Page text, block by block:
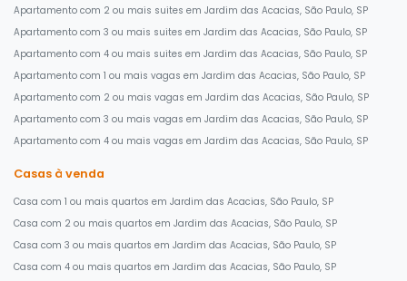
Apartamento com 2 ou mais suites em Jardim das Acacias, São Paulo, SP
Apartamento com 3 ou mais suites em Jardim das Acacias, São Paulo, SP
Apartamento com 4 ou mais suites em Jardim das Acacias, São Paulo, SP
Apartamento com 1 ou mais vagas em Jardim das Acacias, São Paulo, SP
Apartamento com 2 ou mais vagas em Jardim das Acacias, São Paulo, SP
Apartamento com 3 ou mais vagas em Jardim das Acacias, São Paulo, SP
Apartamento com 4 ou mais vagas em Jardim das Acacias, São Paulo, SP
Casas à venda
Casa com 1 ou mais quartos em Jardim das Acacias, São Paulo, SP
Casa com 2 ou mais quartos em Jardim das Acacias, São Paulo, SP
Casa com 3 ou mais quartos em Jardim das Acacias, São Paulo, SP
Casa com 4 ou mais quartos em Jardim das Acacias, São Paulo, SP